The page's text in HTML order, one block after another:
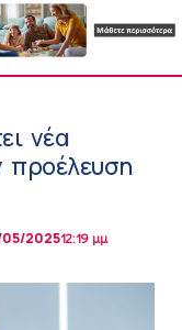
νέα
προέλευση
202512:19 μμ